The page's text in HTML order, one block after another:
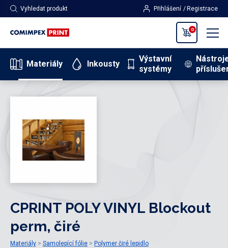
Vyhledat produkt Přihlášení Registrace
0
Materiály Inkousty
Výstavní
systémy
CPRINT POLY VINYL Blockout
perm, čiré
Materiály Samolepící fólie
Polymer čiré lepidlo